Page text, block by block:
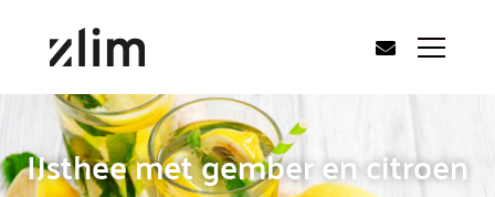
IJsthee met gember en citroen